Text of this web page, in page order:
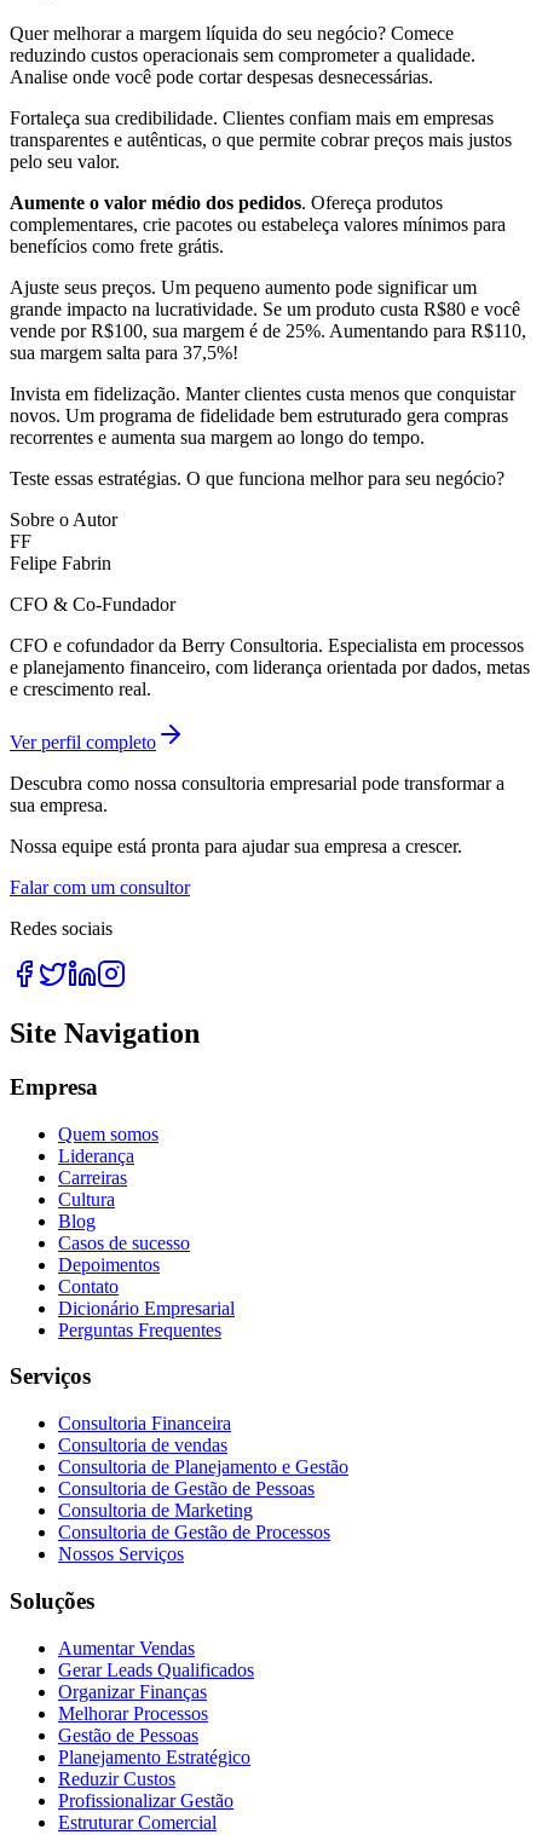
Quer melhorar a margem líquida do seu negócio? Comece
reduzindo custos operacionais sem comprometer a qualidade.
Analise onde você pode cortar despesas desnecessárias.
Fortaleça sua credibilidade. Clientes confiam mais em empresas
transparentes e autênticas, o que permite cobrar preços mais justos
pelo seu valor.
Aumente o valor médio dos pedidos. Ofereça produtos
complementares, crie pacotes ou estabeleça valores mínimos para
benefícios como frete grátis.
Ajuste seus preços. Um pequeno aumento pode significar um
grande impacto na lucratividade. Se um produto custa R$80 e você
vende por R$100, sua margem é de 25%. Aumentando para R$110,
sua margem salta para 37,5%!
Invista em fidelização. Manter clientes custa menos que conquistar
novos. Um programa de fidelidade bem estruturado gera compras
recorrentes e aumenta sua margem ao longo do tempo.
Teste essas estratégias. O que funciona melhor para seu negócio?
Sobre o Autor
FF
Felipe Fabrin
CFO & Co-Fundador
CFO e cofundador da Berry Consultoria. Especialista em processos
e planejamento financeiro, com liderança orientada por dados, metas
e crescimento real.
Ver perfil completo
Descubra como nossa consultoria empresarial pode transformar a
sua empresa.
Nossa equipe está pronta para ajudar sua empresa a crescer.
Falar com um consultor
Redes sociais
Site Navigation
Empresa
Quem somos
Liderança
Carreiras
Cultura
Blog
Casos de sucesso
Depoimentos
Contato
Dicionário Empresarial
Perguntas Frequentes
Serviços
Consultoria Financeira
Consultoria de vendas
Consultoria de Planejamento e Gestão
Consultoria de Gestão de Pessoas
Consultoria de Marketing
Consultoria de Gestão de Processos
Nossos Serviços
Soluções
Aumentar Vendas
Gerar Leads Qualificados
Organizar Finanças
Melhorar Processos
Gestão de Pessoas
Planejamento Estratégico
Reduzir Custos
Profissionalizar Gestão
Estruturar Comercial